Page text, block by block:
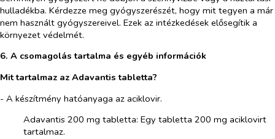
hulladékba. Kérdezze meg gyógyszerészét, hogy mit tegyen a már
nem használt gyógyszereivel. Ezek az intézkedések elősegítik a
környezet védelmét.
6. A csomagolás tartalma és egyéb információk
Mit tartalmaz az Adavantis tabletta?
- A készítmény hatóanyaga az aciklovir.
Adavantis 200 mg tabletta: Egy tabletta 200 mg aciklovirt
tartalmaz.